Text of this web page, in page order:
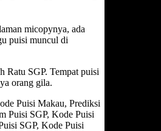
micopynya, ada
puisi muncul di
Ratu SGP. Tempat puisi
orang gila.
Puisi Makau, Prediksi
Puisi SGP, Kode Puisi
SGP, Kode Puisi